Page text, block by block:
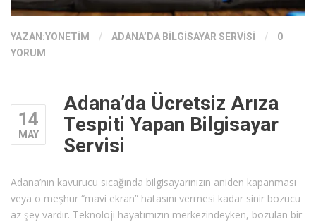
YAZAN:YONETIM / ADANA’DA BILGISAYAR SERVISI /
0
YORUM
14
MAY
Adana’da Ücretsiz Arıza
Tespiti Yapan Bilgisayar
Servisi
Adana’nın kavurucu sıcağında bilgisayarınızın aniden kapanması
veya o meşhur “mavi ekran” hatasını vermesi kadar sinir bozucu
az şey vardır. Teknoloji hayatımızın merkezindeyken, bozulan bir